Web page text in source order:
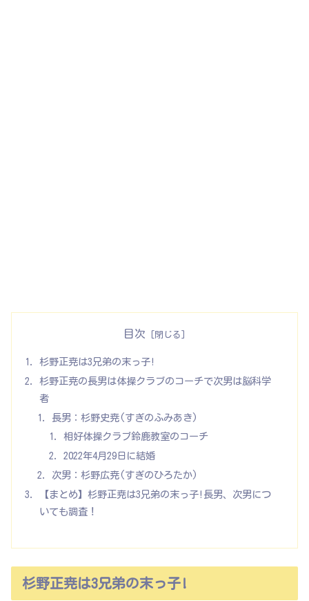
目次
杉野正尭は3兄弟の末っ子!
杉野正尭の長男は体操クラブのコーチで次男は脳科学
者
長男：杉野史尭(すぎのふみあき)
相好体操クラブ鈴鹿教室のコーチ
2022年4月29日に結婚
次男：杉野広尭(すぎのひろたか)
【まとめ】杉野正尭は3兄弟の末っ子!長男、次男につ
いても調査！
杉野正尭は3兄弟の末っ子!